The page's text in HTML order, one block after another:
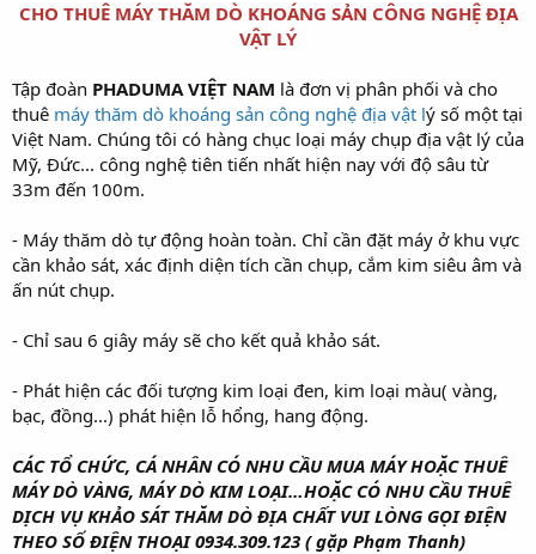
CHO THUÊ MÁY THĂM DÒ KHOÁNG SẢN CÔNG NGHỆ ĐỊA
VẬT LÝ
Tập đoàn PHADUMA VIỆT NAM là đơn vị phân phối và cho
thuê máy thăm dò khoáng sản công nghệ địa vật lý số một tại
Việt Nam. Chúng tôi có hàng chục loại máy chụp địa vật lý của
Mỹ, Đức... công nghệ tiên tiến nhất hiện nay với độ sâu từ
33m đến 100m.
- Máy thăm dò tự động hoàn toàn. Chỉ cần đặt máy ở khu vực
cần khảo sát, xác định diện tích cần chụp, cắm kim siêu âm và
ấn nút chụp.
- Chỉ sau 6 giây máy sẽ cho kết quả khảo sát.
- Phát hiện các đối tượng kim loại đen, kim loại màu( vàng,
bạc, đồng...) phát hiện lỗ hổng, hang động.
CÁC TỔ CHỨC, CÁ NHÂN CÓ NHU CẦU MUA MÁY HOẶC THUÊ
MÁY DÒ VÀNG, MÁY DÒ KIM LOẠI…HOẶC CÓ NHU CẦU THUÊ
DỊCH VỤ KHẢO SÁT THĂM DÒ ĐỊA CHẤT VUI LÒNG GỌI ĐIỆN
THEO SỐ ĐIỆN THOẠI 0934.309.123 ( gặp Phạm Thanh)